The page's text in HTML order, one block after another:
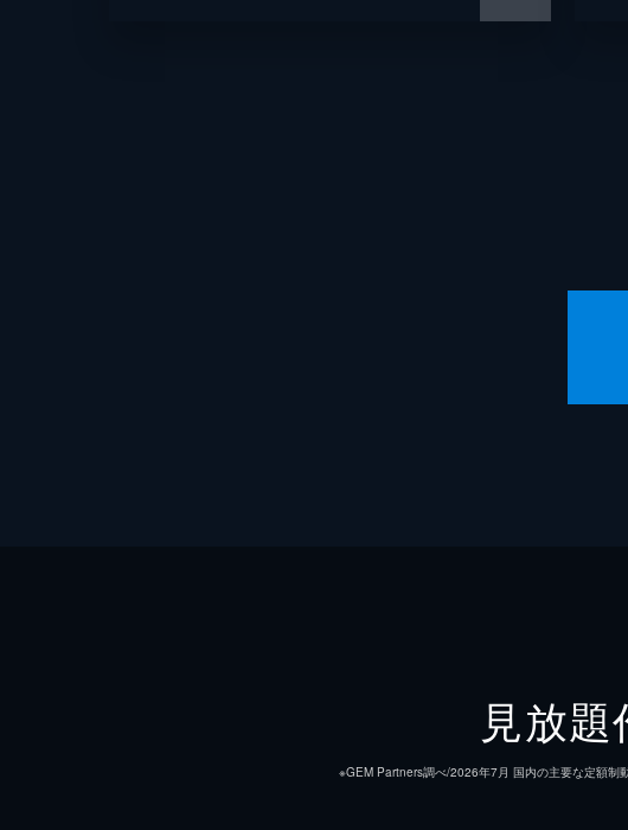
見放
※GEM Partners調べ/2026年7⽉ 国内の主要な定額制